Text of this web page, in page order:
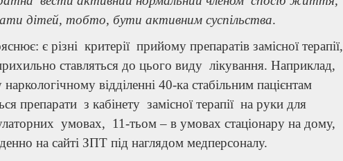
дітей, тобто, бути активним суспільства.
є різні критерії прийому препаратів замісної терапії,
ставляться до цього виду лікування. Наприклад,
відділенні 40-ка стабільним пацієнтам
препарати з кабінету замісної терапії на руки для
умовах, 11-тьом – в умовах стаціонару на дому,
на сайті ЗПТ під наглядом медперсоналу.